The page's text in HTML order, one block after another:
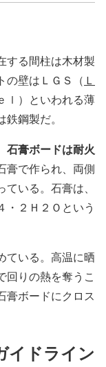
する間柱は木材製
の壁はＬＧＳ（ Ｌ
ｌ）といわれる薄
鋼製だ。
石膏ボードは耐火
膏で作られ、両側
いる。石膏は、
・２Ｈ２Ｏという
ている。高温に晒
回りの熱を奪うこ
膏ボードにクロス
イドライン